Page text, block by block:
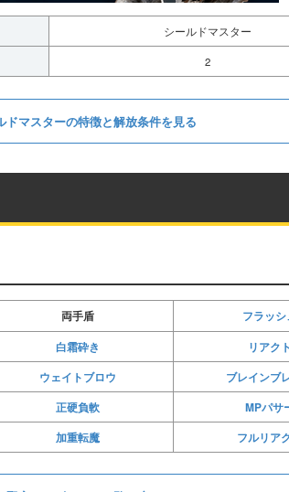
シールドマスター
2
マスターの特徴と解放条件を見る
両手盾
フラッシ
白霜砕き
リアクト
ウェイトブロウ
ブレインブ
正硬負軟
MPパサ
加重転魔 フルリア